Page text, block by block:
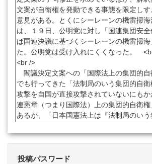
投稿パスワード